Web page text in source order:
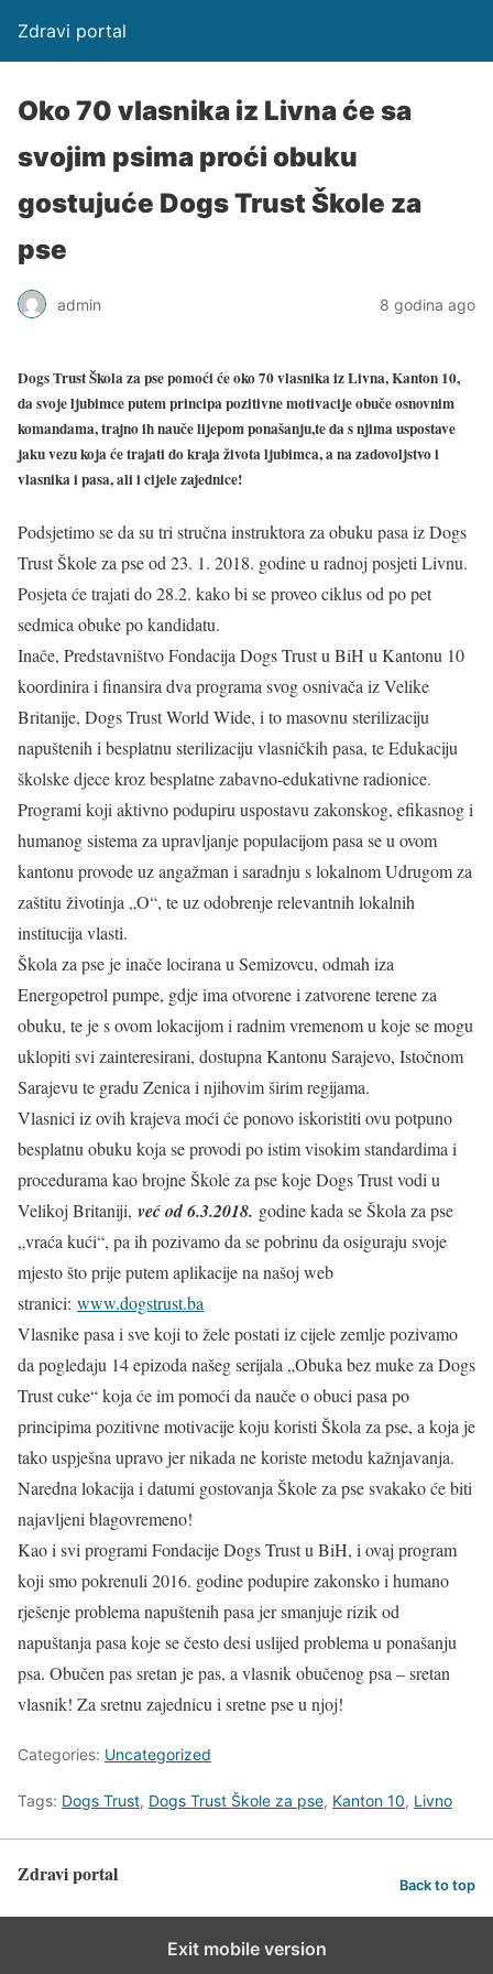
Zdravi portal
Oko 70 vlasnika iz Livna će sa
svojim psima proći obuku
gostujuće Dogs Trust Škole za
pse
admin 8 godina ago
Dogs Trust Škola za pse pomoći će oko 70 vlasnika iz Livna, Kanton 10,
da svoje ljubimce putem principa pozitivne motivacije obuče osnovnim
komandama, trajno ih nauče lijepom ponašanju,te da s njima uspostave
jaku vezu koja će trajati do kraja života ljubimca, a na zadovoljstvo i
vlasnika i pasa, ali i cijele zajednice!
Podsjetimo se da su tri stručna instruktora za obuku pasa iz Dogs
Trust Škole za pse od 23. 1. 2018. godine u radnoj posjeti Livnu.
Posjeta će trajati do 28.2. kako bi se proveo ciklus od po pet
sedmica obuke po kandidatu.
Inače, Predstavništvo Fondacija Dogs Trust u BiH u Kantonu 10
koordinira i finansira dva programa svog osnivača iz Velike
Britanije, Dogs Trust World Wide, i to masovnu sterilizaciju
napuštenih i besplatnu sterilizaciju vlasničkih pasa, te Edukaciju
školske djece kroz besplatne zabavno-edukativne radionice.
Programi koji aktivno podupiru uspostavu zakonskog, efikasnog i
humanog sistema za upravljanje populacijom pasa se u ovom
kantonu provode uz angažman i saradnju s lokalnom Udrugom za
zaštitu životinja „O“, te uz odobrenje relevantnih lokalnih
institucija vlasti.
Škola za pse je inače locirana u Semizovcu, odmah iza
Energopetrol pumpe, gdje ima otvorene i zatvorene terene za
obuku, te je s ovom lokacijom i radnim vremenom u koje se mogu
uklopiti svi zainteresirani, dostupna Kantonu Sarajevo, Istočnom
Sarajevu te gradu Zenica i njihovim širim regijama.
Vlasnici iz ovih krajeva moći će ponovo iskoristiti ovu potpuno
besplatnu obuku koja se provodi po istim visokim standardima i
procedurama kao brojne Škole za pse koje Dogs Trust vodi u
Velikoj Britaniji, već od 6.3.2018. godine kada se Škola za pse
„vraća kući“, pa ih pozivamo da se pobrinu da osiguraju svoje
mjesto što prije putem aplikacije na našoj web
stranici: www.dogstrust.ba
Vlasnike pasa i sve koji to žele postati iz cijele zemlje pozivamo
da pogledaju 14 epizoda našeg serijala „Obuka bez muke za Dogs
Trust cuke“ koja će im pomoći da nauče o obuci pasa po
principima pozitivne motivacije koju koristi Škola za pse, a koja je
tako uspješna upravo jer nikada ne koriste metodu kažnjavanja.
Naredna lokacija i datumi gostovanja Škole za pse svakako će biti
najavljeni blagovremeno!
Kao i svi programi Fondacije Dogs Trust u BiH, i ovaj program
koji smo pokrenuli 2016. godine podupire zakonsko i humano
rješenje problema napuštenih pasa jer smanjuje rizik od
napuštanja pasa koje se često desi uslijed problema u ponašanju
psa. Obučen pas sretan je pas, a vlasnik obučenog psa – sretan
vlasnik! Za sretnu zajednicu i sretne pse u njoj!
Categories: Uncategorized
Tags: Dogs Trust, Dogs Trust Škole za pse, Kanton 10, Livno
Zdravi portal Back to top
Exit mobile version